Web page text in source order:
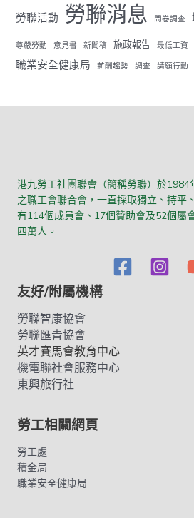
勞聯活動 勞聯消息 問卷調查
尊嚴勞動 意見書 新聞稿 施政報告 最低工資
職業安全健康局 薪酬趨勢 調查 請願行動
港九勞工社團聯會（簡稱勞聯）於
之職工會聯合會，一直採取獨立、持平
有114個成員會、17個贊助會及52個屬
四萬人。
友好/附屬機構
勞聯智康協會
勞聯匯青協會
英才賽馬會教育中心
機電聯社會服務中心
東興旅行社
勞工相關網頁
勞工處
積金局
職業安全健康局